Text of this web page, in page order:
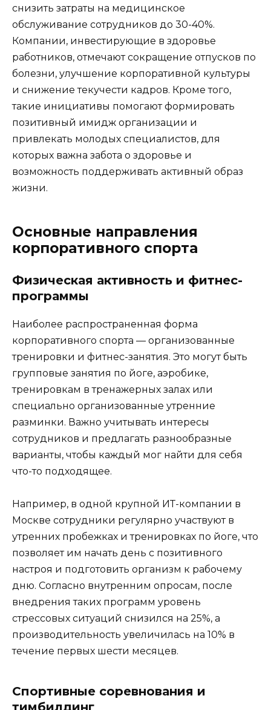
снизить затраты на медицинское
обслуживание сотрудников до 30-40%.
Компании, инвестирующие в здоровье
работников, отмечают сокращение отпусков по
болезни, улучшение корпоративной культуры
и снижение текучести кадров. Кроме того,
такие инициативы помогают формировать
позитивный имидж организации и
привлекать молодых специалистов, для
которых важна забота о здоровье и
возможность поддерживать активный образ
жизни.
Основные направления
корпоративного спорта
Физическая активность и фитнес-
программы
Наиболее распространенная форма
корпоративного спорта — организованные
тренировки и фитнес-занятия. Это могут быть
групповые занятия по йоге, аэробике,
тренировкам в тренажерных залах или
специально организованные утренние
разминки. Важно учитывать интересы
сотрудников и предлагать разнообразные
варианты, чтобы каждый мог найти для себя
что-то подходящее.
Например, в одной крупной ИТ-компании в
Москве сотрудники регулярно участвуют в
утренних пробежках и тренировках по йоге, что
позволяет им начать день с позитивного
настроя и подготовить организм к рабочему
дню. Согласно внутренним опросам, после
внедрения таких программ уровень
стрессовых ситуаций снизился на 25%, а
производительность увеличилась на 10% в
течение первых шести месяцев.
Спортивные соревнования и
тимбилдинг